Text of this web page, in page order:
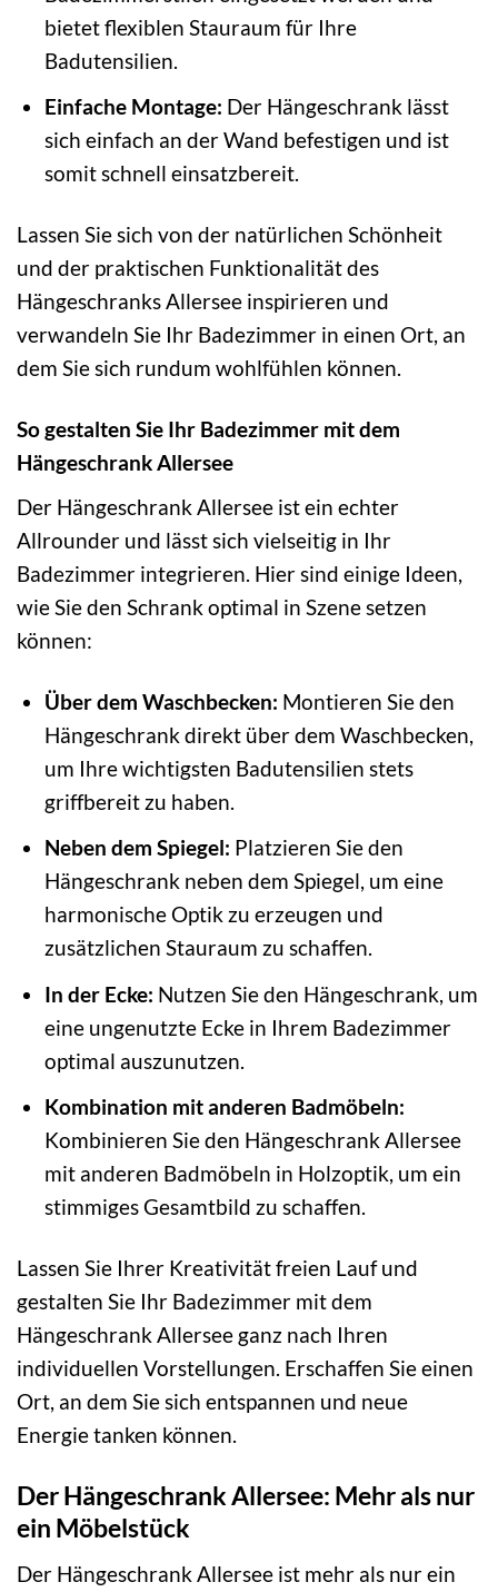
bietet flexiblen Stauraum für Ihre
Badutensilien.
Einfache Montage: Der Hängeschrank lässt
sich einfach an der Wand befestigen und ist
somit schnell einsatzbereit.
Lassen Sie sich von der natürlichen Schönheit
und der praktischen Funktionalität des
Hängeschranks Allersee inspirieren und
verwandeln Sie Ihr Badezimmer in einen Ort, an
dem Sie sich rundum wohlfühlen können.
So gestalten Sie Ihr Badezimmer mit dem
Hängeschrank Allersee
Der Hängeschrank Allersee ist ein echter
Allrounder und lässt sich vielseitig in Ihr
Badezimmer integrieren. Hier sind einige Ideen,
wie Sie den Schrank optimal in Szene setzen
können:
Über dem Waschbecken: Montieren Sie den
Hängeschrank direkt über dem Waschbecken,
um Ihre wichtigsten Badutensilien stets
griffbereit zu haben.
Neben dem Spiegel: Platzieren Sie den
Hängeschrank neben dem Spiegel, um eine
harmonische Optik zu erzeugen und
zusätzlichen Stauraum zu schaffen.
In der Ecke: Nutzen Sie den Hängeschrank, um
eine ungenutzte Ecke in Ihrem Badezimmer
optimal auszunutzen.
Kombination mit anderen Badmöbeln:
Kombinieren Sie den Hängeschrank Allersee
mit anderen Badmöbeln in Holzoptik, um ein
stimmiges Gesamtbild zu schaffen.
Lassen Sie Ihrer Kreativität freien Lauf und
gestalten Sie Ihr Badezimmer mit dem
Hängeschrank Allersee ganz nach Ihren
individuellen Vorstellungen. Erschaffen Sie einen
Ort, an dem Sie sich entspannen und neue
Energie tanken können.
Der Hängeschrank Allersee: Mehr als nur
ein Möbelstück
Der Hängeschrank Allersee ist mehr als nur ein